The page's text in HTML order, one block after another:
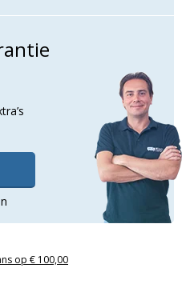
op € 100,00